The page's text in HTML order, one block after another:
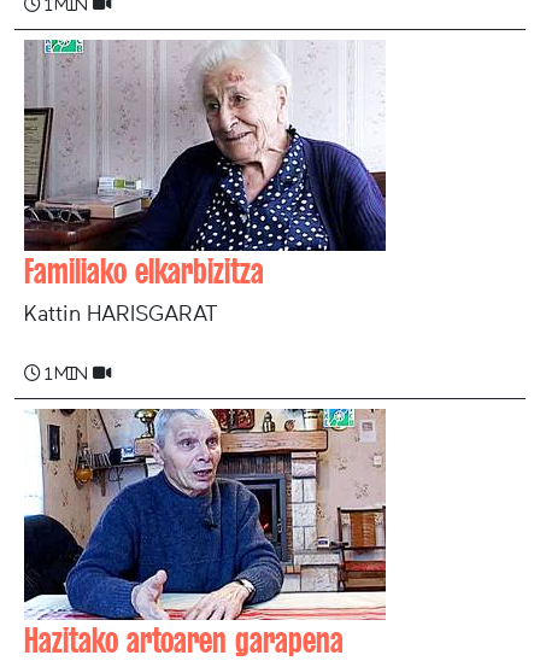
1 min
Familiako elkarbizitza
Kattin HARISGARAT
1 min
Hazitako artoaren garapena